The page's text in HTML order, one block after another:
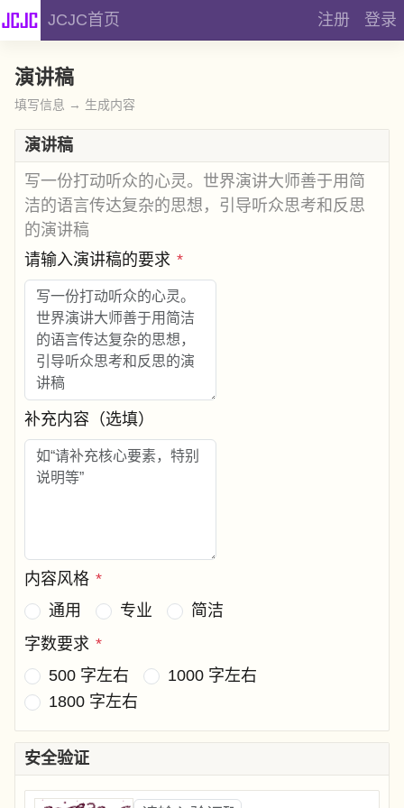
JCJC首页 注册 登录
演讲稿
填写信息 → 生成内容
演讲稿
写一份打动听众的心灵。世界演讲大师善于用简
洁的语言传达复杂的思想，引导听众思考和反思
的演讲稿
请输入演讲稿的要求 *
补充内容（选填）
内容风格 *
通用
专业
简洁
字数要求 *
500 字左右
1000 字左右
1800 字左右
安全验证